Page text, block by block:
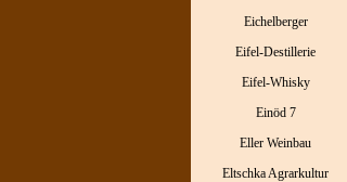
Eichelberger
Eifel-Destillerie
Eifel-Whisky
Einöd 7
Eller Weinbau
Eltschka Agrarkultur